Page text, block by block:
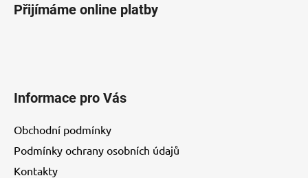
Přijímáme online platby
Informace pro Vás
Obchodní podmínky
Podmínky ochrany osobních údajů
Kontakty